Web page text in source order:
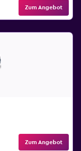
Zum Angebot
Zum Angebot